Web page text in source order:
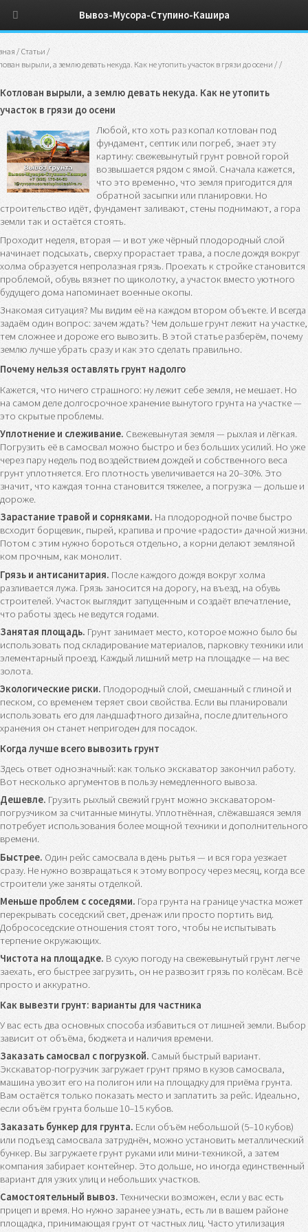
/ Статьи /
вырыли, а землю девать некуда. Как не утопить участок в грязи до осени / /
Котлован вырыли, а землю девать некуда. Как не утопить
участок в грязи до осени
Любой, кто хоть раз копал котлован под
фундамент, септик или погреб, знает эту
картину: свежевынутый грунт ровной горой
возвышается рядом с ямой. Сначала кажется,
что это временно, что земля пригодится для
обратной засыпки или планировки. Но
строительство идёт, фундамент заливают, стены поднимают, а гора
земли так и остаётся стоять.
Проходит неделя, вторая — и вот уже чёрный плодородный слой
начинает подсыхать, сверху прорастает трава, а после дождя вокруг
холма образуется непролазная грязь. Проехать к стройке становится
проблемой, обувь вязнет по щиколотку, а участок вместо уютного
будущего дома напоминает военные окопы.
Знакомая ситуация? Мы видим её на каждом втором объекте. И всегда
задаём один вопрос: зачем ждать? Чем дольше грунт лежит на участке,
тем сложнее и дороже его вывозить. В этой статье разберём, почему
землю лучше убрать сразу и как это сделать правильно.
Почему нельзя оставлять грунт надолго
Кажется, что ничего страшного: ну лежит себе земля, не мешает. Но
на самом деле долгосрочное хранение вынутого грунта на участке —
это скрытые проблемы.
Уплотнение и слеживание. Свежевынутая земля — рыхлая и лёгкая.
Погрузить её в самосвал можно быстро и без больших усилий. Но уже
через пару недель под воздействием дождей и собственного веса
грунт уплотняется. Его плотность увеличивается на 20–30%. Это
значит, что каждая тонна становится тяжелее, а погрузка — дольше и
дороже.
Зарастание травой и сорняками. На плодородной почве быстро
всходит борщевик, пырей, крапива и прочие «радости» дачной жизни.
Потом с этим нужно бороться отдельно, а корни делают земляной
ком прочным, как монолит.
Грязь и антисанитария. После каждого дождя вокруг холма
разливается лужа. Грязь заносится на дорогу, на въезд, на обувь
строителей. Участок выглядит запущенным и создаёт впечатление,
что работы здесь не ведутся годами.
Занятая площадь. Грунт занимает место, которое можно было бы
использовать под складирование материалов, парковку техники или
элементарный проезд. Каждый лишний метр на площадке — на вес
золота.
Экологические риски. Плодородный слой, смешанный с глиной и
песком, со временем теряет свои свойства. Если вы планировали
использовать его для ландшафтного дизайна, после длительного
хранения он станет непригоден для посадок.
Когда лучше всего вывозить грунт
Здесь ответ однозначный: как только экскаватор закончил работу.
Вот несколько аргументов в пользу немедленного вывоза.
Дешевле. Грузить рыхлый свежий грунт можно экскаватором-
погрузчиком за считанные минуты. Уплотнённая, слёжавшаяся земля
потребует использования более мощной техники и дополнительного
времени.
Быстрее. Один рейс самосвала в день рытья — и вся гора уезжает
сразу. Не нужно возвращаться к этому вопросу через месяц, когда все
строители уже заняты отделкой.
Меньше проблем с соседями. Гора грунта на границе участка может
перекрывать соседский свет, дренаж или просто портить вид.
Добрососедские отношения стоят того, чтобы не испытывать
терпение окружающих.
Чистота на площадке. В сухую погоду на свежевынутый грунт легче
заехать, его быстрее загрузить, он не развозит грязь по колёсам. Всё
просто и аккуратно.
Как вывезти грунт: варианты для частника
У вас есть два основных способа избавиться от лишней земли. Выбор
зависит от объёма, бюджета и наличия времени.
Заказать самосвал с погрузкой. Самый быстрый вариант.
Экскаватор-погрузчик загружает грунт прямо в кузов самосвала,
машина увозит его на полигон или на площадку для приёма грунта.
Вам остаётся только показать место и заплатить за рейс. Идеально,
если объём грунта больше 10–15 кубов.
Заказать бункер для грунта. Если объём небольшой (5–10 кубов)
или подъезд самосвала затруднён, можно установить металлический
бункер. Вы загружаете грунт руками или мини-техникой, а затем
компания забирает контейнер. Это дольше, но иногда единственный
вариант для узких улиц и небольших участков.
Самостоятельный вывоз. Технически возможен, если у вас есть
прицеп и время. Но нужно заранее узнать, есть ли в вашем районе
площадка, принимающая грунт от частных лиц. Часто утилизация
Вывоз-Мусора-Ступино-Кашира